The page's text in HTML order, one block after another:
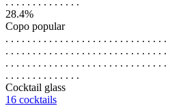
28.4%
Copo popular
. . . . . . . . . . . . . . . . . . . . . . . . . . . . .
. . . . . . . . . . . . . . . . . . . . . . . . . . . . .
. . . . . . . . . . . . . . . . . . . . . . . . . . . . .
. . . . . . . . . . . . . .
Cocktail glass
16 cocktails